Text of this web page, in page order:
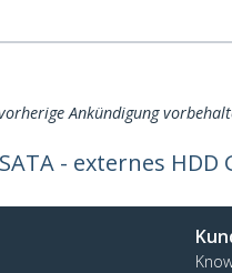
Ankündigung
- externes HDD